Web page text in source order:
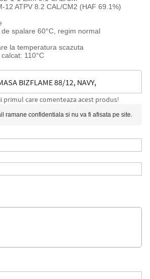
12 ATPV 8.2 CAL/CM2 (HAF 69.1%)
spalare 60°C, regim normal
la temperatura scazuta
110°C
BIZFLAME 88/12, NAVY,
primul care comenteaza acest produs!
ramane confidentiala si nu va fi afisata pe site.